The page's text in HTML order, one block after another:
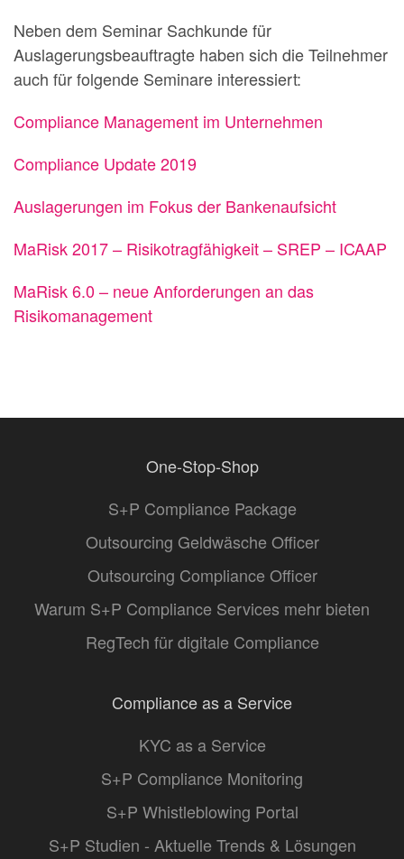
Neben dem Seminar Sachkunde für
Auslagerungsbeauftragte haben sich die Teilnehmer
auch für folgende Seminare interessiert:
Compliance Management im Unternehmen
Compliance Update 2019
Auslagerungen im Fokus der Bankenaufsicht
MaRisk 2017 – Risikotragfähigkeit – SREP – ICAAP
MaRisk 6.0 – neue Anforderungen an das
Risikomanagement
One-Stop-Shop
S+P Compliance Package
Outsourcing Geldwäsche Officer
Outsourcing Compliance Officer
Warum S+P Compliance Services mehr bieten
RegTech für digitale Compliance
Compliance as a Service
KYC as a Service
S+P Compliance Monitoring
S+P Whistleblowing Portal
S+P Studien - Aktuelle Trends & Lösungen